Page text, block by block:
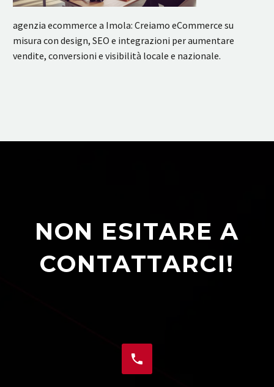
agenzia ecommerce a Imola: Creiamo eCommerce su
misura con design, SEO e integrazioni per aumentare
vendite, conversioni e visibilità locale e nazionale.
NON ESITARE A
CONTATTARCI!

